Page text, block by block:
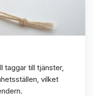
taggar till tjänster,
vilket